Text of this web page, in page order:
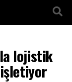
lojistik